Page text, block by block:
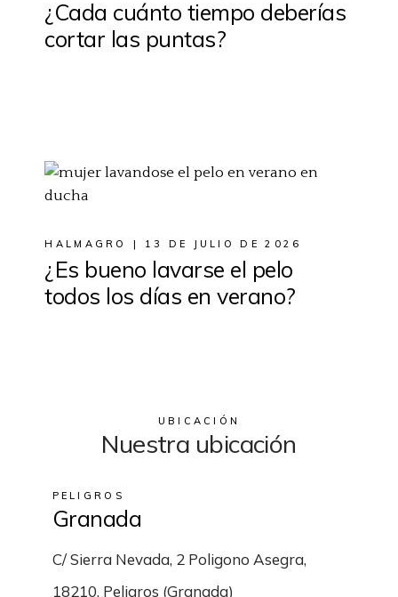
¿Cada cuánto tiempo deberías
cortar las puntas?
HALMAGRO 13 DE JULIO DE 2026
¿Es bueno lavarse el pelo
todos los días en verano?
UBICACIÓN
Nuestra ubicación
PELIGROS
Granada
C/ Sierra Nevada, 2 Poligono Asegra,
18210, Peligros (Granada)